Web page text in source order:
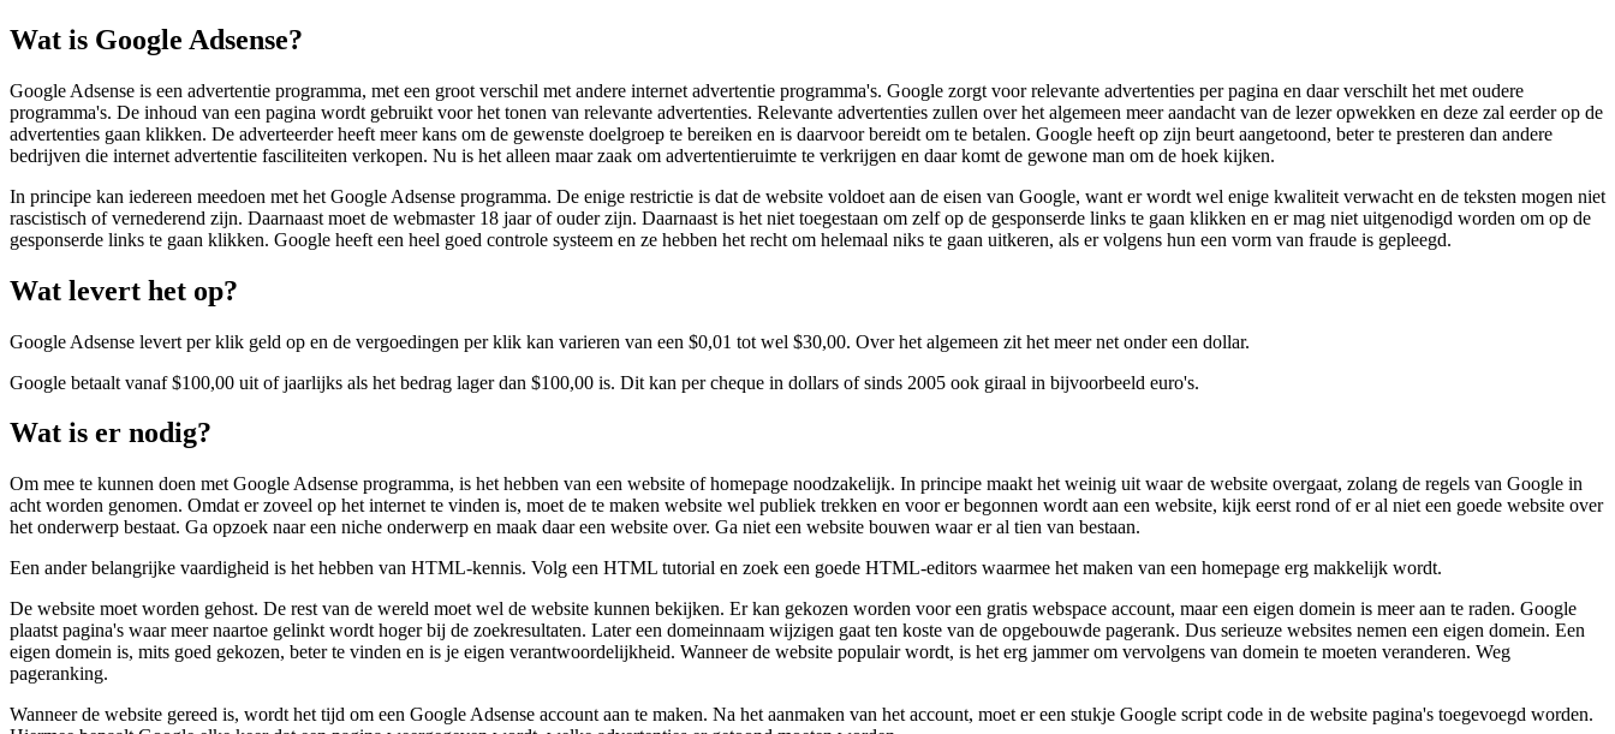
Wat is Google Adsense?
Google Adsense is een advertentie programma, met een groot verschil met andere internet advertentie programma's. Google zorgt voor relevante advertenties per pagina en daar verschilt het met oudere
programma's. De inhoud van een pagina wordt gebruikt voor het tonen van relevante advertenties. Relevante advertenties zullen over het algemeen meer aandacht van de lezer opwekken en deze zal eerder op de
advertenties gaan klikken. De adverteerder heeft meer kans om de gewenste doelgroep te bereiken en is daarvoor bereidt om te betalen. Google heeft op zijn beurt aangetoond, beter te presteren dan andere
bedrijven die internet advertentie fasciliteiten verkopen. Nu is het alleen maar zaak om advertentieruimte te verkrijgen en daar komt de gewone man om de hoek kijken.
In principe kan iedereen meedoen met het Google Adsense programma. De enige restrictie is dat de website voldoet aan de eisen van Google, want er wordt wel enige kwaliteit verwacht en de teksten mogen niet
rascistisch of vernederend zijn. Daarnaast moet de webmaster 18 jaar of ouder zijn. Daarnaast is het niet toegestaan om zelf op de gesponserde links te gaan klikken en er mag niet uitgenodigd worden om op de
gesponserde links te gaan klikken. Google heeft een heel goed controle systeem en ze hebben het recht om helemaal niks te gaan uitkeren, als er volgens hun een vorm van fraude is gepleegd.
Wat levert het op?
Google Adsense levert per klik geld op en de vergoedingen per klik kan varieren van een $0,01 tot wel $30,00. Over het algemeen zit het meer net onder een dollar.
Google betaalt vanaf $100,00 uit of jaarlijks als het bedrag lager dan $100,00 is. Dit kan per cheque in dollars of sinds 2005 ook giraal in bijvoorbeeld euro's.
Wat is er nodig?
Om mee te kunnen doen met Google Adsense programma, is het hebben van een website of homepage noodzakelijk. In principe maakt het weinig uit waar de website overgaat, zolang de regels van Google in
acht worden genomen. Omdat er zoveel op het internet te vinden is, moet de te maken website wel publiek trekken en voor er begonnen wordt aan een website, kijk eerst rond of er al niet een goede website over
het onderwerp bestaat. Ga opzoek naar een niche onderwerp en maak daar een website over. Ga niet een website bouwen waar er al tien van bestaan.
Een ander belangrijke vaardigheid is het hebben van HTML-kennis. Volg een HTML tutorial en zoek een goede HTML-editors waarmee het maken van een homepage erg makkelijk wordt.
De website moet worden gehost. De rest van de wereld moet wel de website kunnen bekijken. Er kan gekozen worden voor een gratis webspace account, maar een eigen domein is meer aan te raden. Google
plaatst pagina's waar meer naartoe gelinkt wordt hoger bij de zoekresultaten. Later een domeinnaam wijzigen gaat ten koste van de opgebouwde pagerank. Dus serieuze websites nemen een eigen domein. Een
eigen domein is, mits goed gekozen, beter te vinden en is je eigen verantwoordelijkheid. Wanneer de website populair wordt, is het erg jammer om vervolgens van domein te moeten veranderen. Weg
pageranking.
Wanneer de website gereed is, wordt het tijd om een Google Adsense account aan te maken. Na het aanmaken van het account, moet er een stukje Google script code in de website pagina's toegevoegd worden.